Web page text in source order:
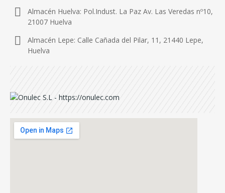
Almacén Huelva: Pol.Indust. La Paz Av. Las Veredas nº10,
21007 Huelva
Almacén Lepe: Calle Cañada del Pilar, 11, 21440 Lepe,
Huelva